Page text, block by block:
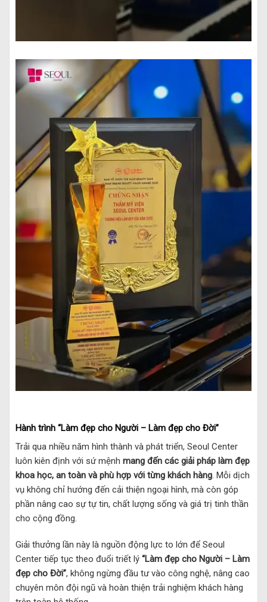
Hành trình “Làm đẹp cho Người – Làm đẹp cho Đời”
Trải qua nhiều năm hình thành và phát triển, Seoul Center
luôn kiên định với sứ mệnh mang đến các giải pháp làm đẹp
khoa học, an toàn và phù hợp với từng khách hàng. Mỗi dịch
vụ không chỉ hướng đến cải thiện ngoại hình, mà còn góp
phần nâng cao sự tự tin, chất lượng sống và giá trị tinh thần
cho cộng đồng.
Giải thưởng lần này là nguồn động lực to lớn để Seoul
Center tiếp tục theo đuổi triết lý “Làm đẹp cho Người – Làm
đẹp cho Đời”, không ngừng đầu tư vào công nghệ, nâng cao
chuyên môn đội ngũ và hoàn thiện trải nghiệm khách hàng